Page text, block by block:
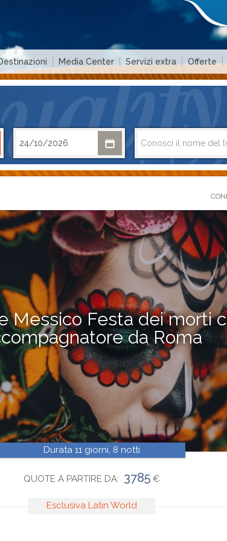
Media Center Servizi extra Offerte
Messico Festa dei morti
da Roma
Durata 11 giorni, 8 notti
QUOTE A PARTIRE DA: 3785 €
Esclusiva Latin World